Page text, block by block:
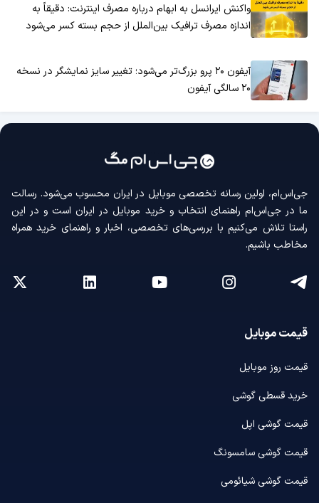
واکنش ایرانسل به ابهام درباره مصرف اینترنت: دقیقاً به
اندازه مصرف ترافیک بین‌الملل از حجم بسته کسر می‌شود
آیفون ۲۰ پرو بزرگ‌تر می‌شود؛ تغییر سایز نمایشگر در نسخه
۲۰ سالگی آیفون
جی‌اس‌ام، اولین رسانه‌ تخصصی موبایل در ایران محسوب می‌شود. رسالت
ما در جی‌اس‌ام راهنمای انتخاب و خرید موبایل در ایران است و در این
راستا تلاش می‌کنیم با بررسی‌های تخصصی، اخبار و راهنمای خرید همراه
مخاطب باشیم.
قیمت موبایل
قیمت روز موبایل
خرید قسطی گوشی
قیمت گوشی اپل
قیمت گوشی سامسونگ
قیمت گوشی شیائومی